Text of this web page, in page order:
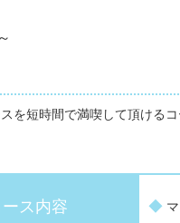
を短時間で満喫して頂ける
ース内容 ◆